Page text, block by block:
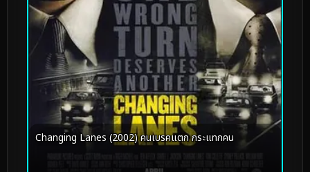
Changing Lanes (2002) คนเบรคแตก กระแทกคน